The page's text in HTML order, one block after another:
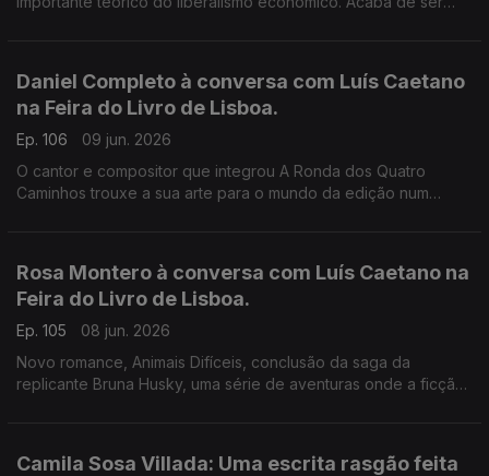
Daniel Completo à conversa com Luís Caetano
na Feira do Livro de Lisboa.
Ep. 106
09 jun. 2026
O cantor e compositor que integrou A Ronda dos Quatro
Caminhos trouxe a sua arte para o mundo da edição num
voz e música. Vamos por exemplo conhecer um livro que
apresenta Zeca Afonso às crianças.
Rosa Montero à conversa com Luís Caetano na
Feira do Livro de Lisboa.
Ep. 105
08 jun. 2026
Novo romance, Animais Difíceis, conclusão da saga da
replicante Bruna Husky, uma série de aventuras onde a ficção
Camila Sosa Villada: Uma escrita rasgão feita